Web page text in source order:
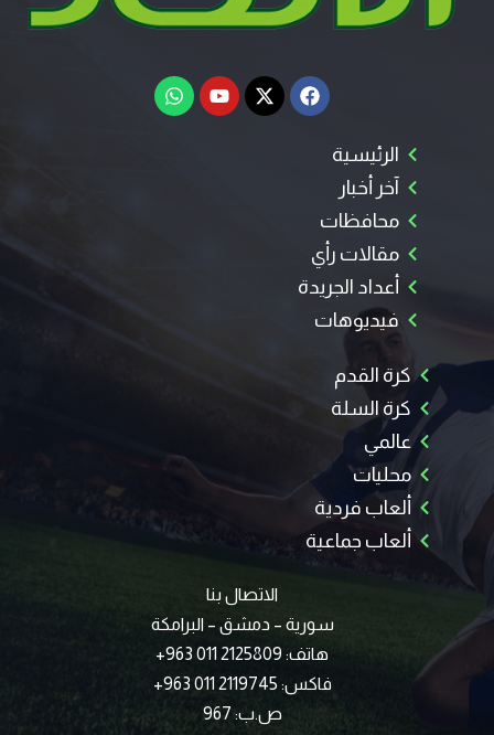
الرئيسية
آخر أخبار
محافظات
مقالات رأي
أعداد الجريدة
فيديوهات
كرة القدم
كرة السلة
عالمي
محليات
ألعاب فردية
ألعاب جماعية
الاتصال بنا
سورية – دمشق – البرامكة
هاتف: 2125809 011 963+
فاكس: 2119745 011 963+
ص.ب: 967